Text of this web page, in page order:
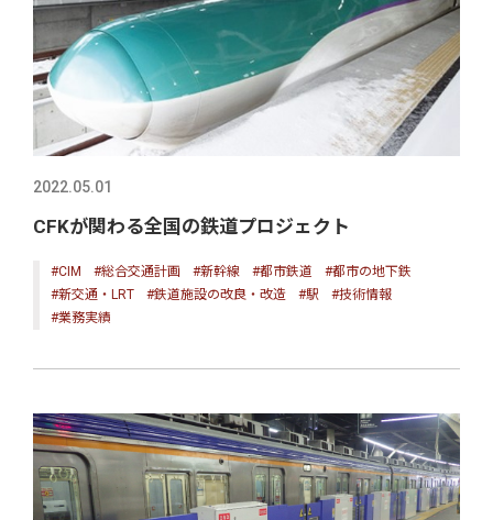
2022.05.01
CFKが関わる全国の鉄道プロジェクト
#CIM #総合交通計画 #新幹線 #都市鉄道
#都市の地下鉄
#新交通・LRT
#鉄道施設の改良・改造 #駅
#技術情報
#業務実績